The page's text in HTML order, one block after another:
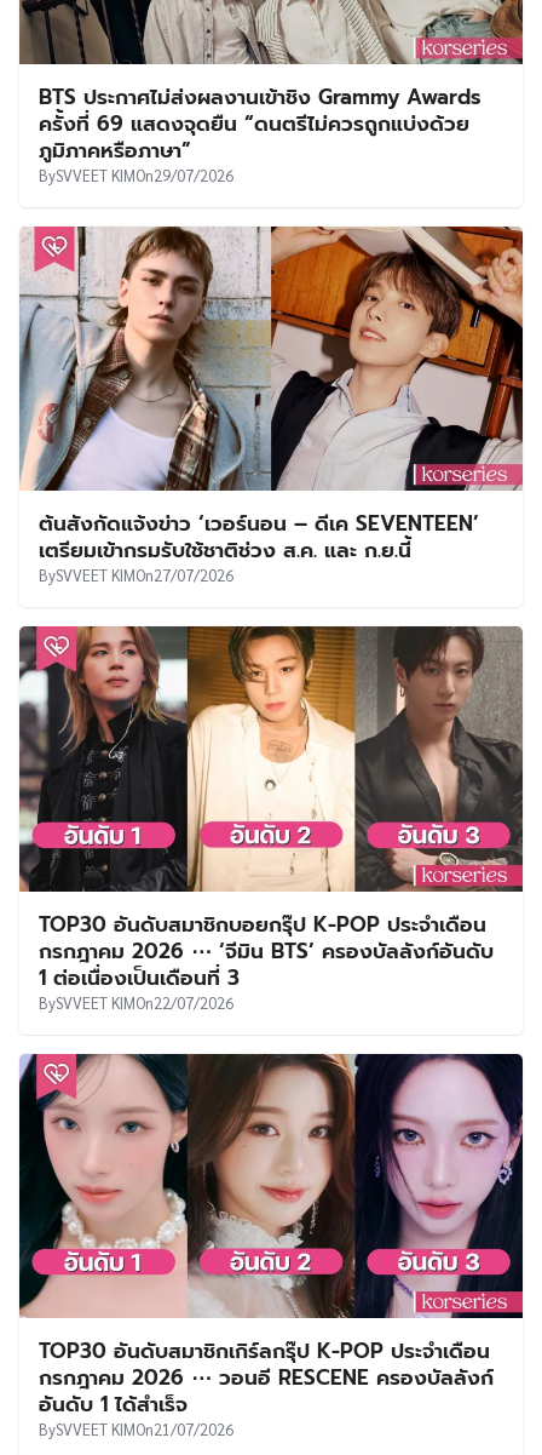
BTS ประกาศไม่ส่งผลงานเข้าชิง Grammy Awards
ครั้งที่ 69 แสดงจุดยืน “ดนตรีไม่ควรถูกแบ่งด้วย
ภูมิภาคหรือภาษา”
BySVVEET KIMOn29/07/2026
ต้นสังกัดแจ้งข่าว ‘เวอร์นอน – ดีเค SEVENTEEN’
เตรียมเข้ากรมรับใช้ชาติช่วง ส.ค. และ ก.ย.นี้
BySVVEET KIMOn27/07/2026
TOP30 อันดับสมาชิกบอยกรุ๊ป K-POP ประจำเดือน
กรกฎาคม 2026 ⋯ ‘จีมิน BTS’ ครองบัลลังก์อันดับ
1 ต่อเนื่องเป็นเดือนที่ 3
BySVVEET KIMOn22/07/2026
TOP30 อันดับสมาชิกเกิร์ลกรุ๊ป K-POP ประจำเดือน
กรกฎาคม 2026 ⋯ วอนอี RESCENE ครองบัลลังก์
อันดับ 1 ได้สำเร็จ
BySVVEET KIMOn21/07/2026